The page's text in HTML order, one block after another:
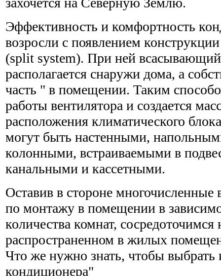
Эффективность и комфортность
возросли с появлением
(split system). При ней всасывающий
располагается снаружи дома, а
часть " в помещении. Таким
работы вентилятора и создается
расположения климатического
могут быть настенными,
колонными, встраиваемыми в
канальными и кассетными.
Оставив в стороне
по монтажу в помещении в
количества комнат, сосредоточимся
распространенном в жилых
Что же нужно знать, чтобы
кондиционера"